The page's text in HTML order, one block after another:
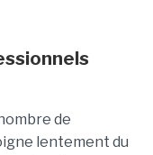
de
lentement du